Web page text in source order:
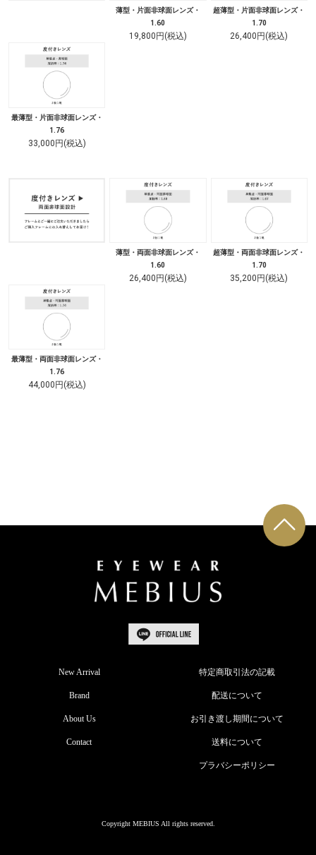
薄型・片面非球面レンズ・
1.60
19,800円(税込)
超薄型・片面非球面レンズ・
1.70
26,400円(税込)
最薄型・片面非球面レンズ・
1.76
33,000円(税込)
薄型・両面非球面レンズ・
1.60
26,400円(税込)
超薄型・両面非球面レンズ・
1.70
35,200円(税込)
最薄型・両面非球面レンズ・
1.76
44,000円(税込)
New Arrival
Brand
About Us
Contact
特定商取引法の記載
配送について
お引き渡し期間について
送料について
プラバシーポリシー
Copyright MEBIUS All rights reserved.